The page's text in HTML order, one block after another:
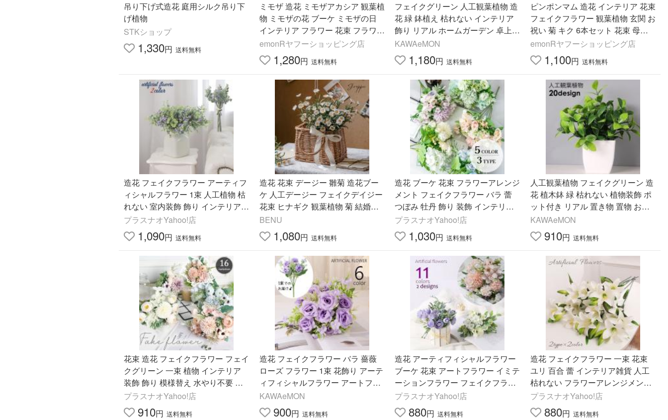
吊り下げ式造花 庭用シルク吊り下
げ植物
STKショップ
1,330円 送料無料
ミモザ 造花 ミモザアカシア 観葉植
物 ミモザの花 ブーケ ミモザの日
インテリア フラワー 花束 フラワー
ピック 玄関
emonRヤフーショッピング店
1,280円 送料無料
フェイクグリーン 人工観葉植物 造
花 緑 鉢植え 枯れない インテリア
飾り リアル ホームガーデン 卓上
ベランダ トイレ 窓際
KAWAeMON
1,180円 送料無料
ピンポンマム 造花 インテリア 花束
フェイクフラワー 観葉植物 玄関 お
祝い 菊 キク 6本セット 花束 母の
日 髪飾り ピック 花 フラワーアレ
ンジ
emonRヤフーショッピング店
1,100円 送料無料
造花 フェイクフラワー アーティフ
ィシャルフラワー 1束 人工植物 枯
れない 室内装飾 飾り インテリア
リビング ダイニング おしゃれ かわ
いい ナ
プラスナオYahoo!店
1,090円 送料無料
造花 花束 デージー 雛菊 造花ブー
ケ 人工デージー フェイクデイジー
花束 ヒナギク 観葉植物 菊 結婚式
ブーケ 装飾 生花みたい 写真撮影 D
IY 玄関装飾 高級
BENU
1,080円 送料無料
造花 ブーケ 花束 フラワーアレンジ
メント フェイクフラワー バラ 蕾
つぼみ 牡丹 飾り 装飾 インテリア
アーティフィシャルフラワー 綺麗
結婚祝
プラスナオYahoo!店
1,030円 送料無料
人工観葉植物 フェイクグリーン 造
花 植木鉢 緑 枯れない 植物装飾 ポ
ット付き リアル 置き物 置物 おし
ゃれ ギフト プレゼント 贈り物 イ
ンテリ
KAWAeMON
910円 送料無料
花束 造花 フェイクフラワー フェイ
クグリーン 一束 植物 インテリア
装飾 飾り 模様替え 水やり不要 枯
れない イミテーション 人工 かわい
い お
プラスナオYahoo!店
910円 送料無料
造花 フェイクフラワー バラ 薔薇
ローズ フラワー 1束 花飾り アーテ
ィフィシャルフラワー アートフラ
ワー 葉付き リーフ インテリア雑貨
フラワ
KAWAeMON
900円 送料無料
造花 アーティフィシャルフラワー
ブーケ 花束 アートフラワー イミテ
ーションフラワー フェイクフラワ
ー ホワイト ピンク ブルー インテ
リア雑貨 装
プラスナオYahoo!店
880円 送料無料
造花 フェイクフラワー 一束 花束
ユリ 百合 蕾 インテリア雑貨 人工
枯れない フラワーアレンジメント
装飾 結婚式 パーティー 仏花 仏壇
法事
プラスナオYahoo!店
880円 送料無料